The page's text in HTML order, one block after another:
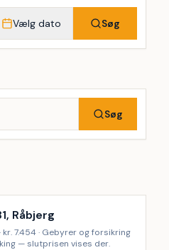
Vælg dato Søg
Søg
Råbjerg
kr. 7.454 · Gebyrer og forsikring
— slutprisen vises der.